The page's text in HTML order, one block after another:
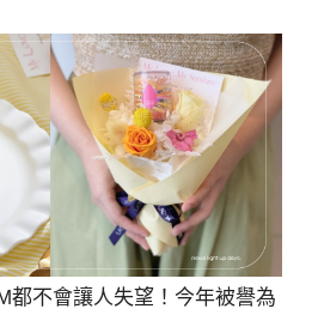
都不會讓人失望！今年被譽為